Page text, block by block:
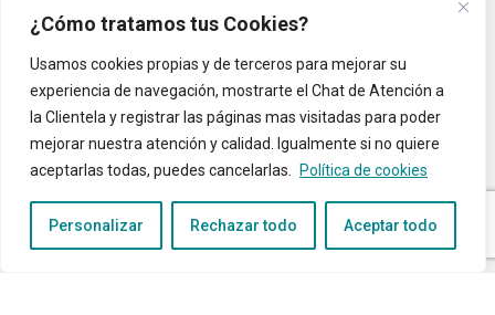
¿Cómo tratamos tus Cookies?
Usamos cookies propias y de terceros para mejorar su
experiencia de navegación, mostrarte el Chat de Atención a
la Clientela y registrar las páginas mas visitadas para poder
mejorar nuestra atención y calidad. Igualmente si no quiere
aceptarlas todas, puedes cancelarlas.
Política de cookies
Personalizar Rechazar todo Aceptar todo
accéder, rectifier et supprimer les données, ainsi que
d'autres droits, comme expliqué dans le Informations
Complémentaires. Informations supplémentaires : vous
pouvez avoir accès à des informations
supplémentaires sur la façon dont Nous traitons vos
données dans la section « Politique de protection des
données » ou dans l'e-mail : info@ingade.es. DPD :
dpo@ingadeconnect.es.
J'AI ÉTÉ INFORMÉ, COMPRENDS ET AUTORISE LE
TRAITEMENT DES DONNÉES PERSONNELLES